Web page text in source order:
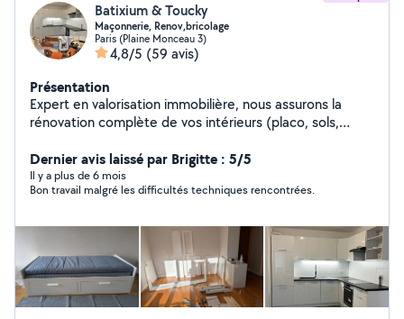
Batixium & Toucky
Maçonnerie, Renov,bricolage
Paris (Plaine Monceau 3)
4,8/5 (59 avis)
Présentation
Expert en valorisation immobilière, nous assurons la
rénovation complète de vos intérieurs (placo, sols,
multimédias) avec une précision d'artisan. J'offre
également un service de conciergerie clé en main
incluant l'entretien rigoureux de vos biens Airbnb pour
Dernier avis laissé par Brigitte : 5/5
Il y a plus de 6 mois
Bon travail malgré les difficultés techniques rencontrées.